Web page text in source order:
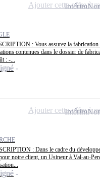
: Vous assurez la fabrication
contenues dans le dossier de
: -...
Intérim
Ajouter cette offre à
: Dans le cadre du
notre client, un Usineur à Val-au-
Intérim
Ajouter cette offre à